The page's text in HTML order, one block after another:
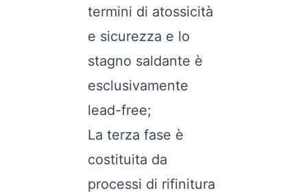
termini di atossicità
e sicurezza e lo
stagno saldante è
esclusivamente
lead-free;
La terza fase è
costituita da
processi di rifinitura